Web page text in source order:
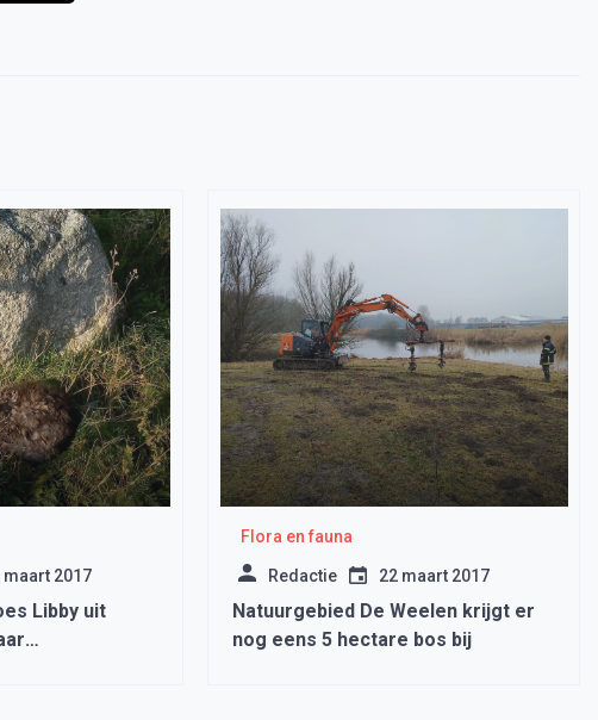
maart 2017
Libby uit
Flora en fauna
Redactie 22 maart 2017
Natuurgebied De Weelen krijgt er
nog eens 5 hectare bos bij